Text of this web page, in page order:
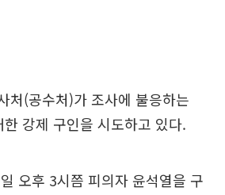
처(공수처)가 조사에 불응하는
강제 구인을 시도하고 있다.
오후 3시쯤 피의자 윤석열을 구